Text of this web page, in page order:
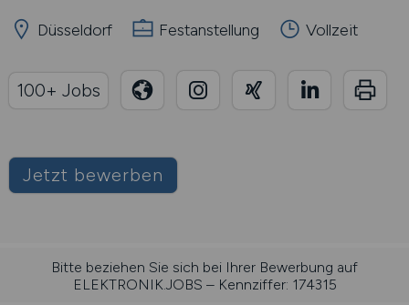
Düsseldorf Festanstellung Vollzeit
Jetzt bewerben
100+ Jobs
Bitte beziehen Sie sich bei Ihrer Bewerbung auf
ELEKTRONIK.JOBS – Kennziffer: 174315